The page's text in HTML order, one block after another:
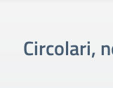
Circolari,